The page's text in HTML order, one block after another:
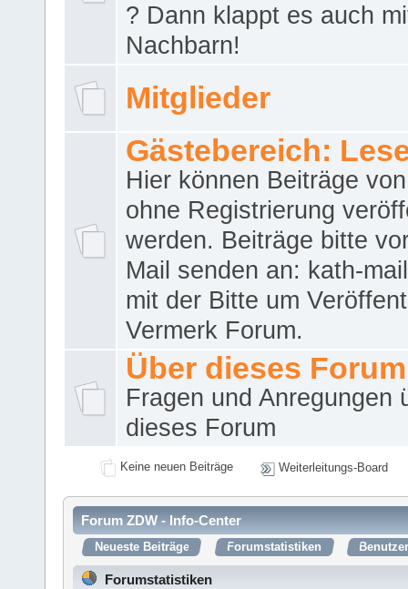
? Dann klappt es auch
Nachbarn!
Mitglieder
Gästebereich:
Hier können Beiträge
ohne Registrierung
werden. Beiträge bitte
Mail senden an: kath-
mit der Bitte um
Vermerk Forum.
Über dieses Forum
Fragen und Anregungen
dieses Forum
Keine neuen Beiträge Weiterleitungs-Board
Forum ZDW - Info-Center
Neueste Beiträge Forumstatistiken
Forumstatistiken